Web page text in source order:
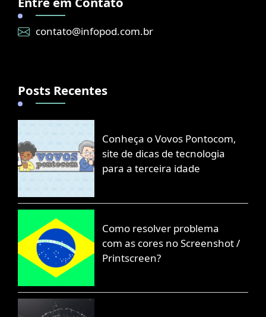
contato@infopod.com.br
Posts Recentes
Conheça o Vovos Pontocom,
site de dicas de tecnologia
para a terceira idade
Como resolver problema
com as cores no Screenshot /
Printscreen?